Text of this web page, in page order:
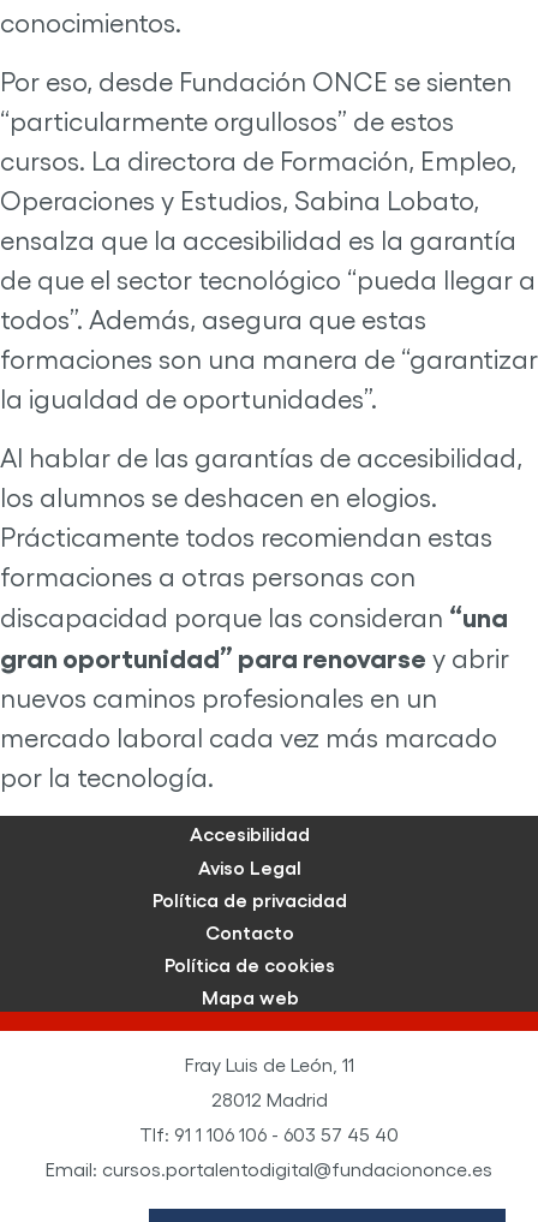
conocimientos.
Por eso, desde Fundación ONCE se sienten
“particularmente orgullosos” de estos
cursos. La directora de Formación, Empleo,
Operaciones y Estudios, Sabina Lobato,
ensalza que la accesibilidad es la garantía
de que el sector tecnológico “pueda llegar a
todos”. Además, asegura que estas
formaciones son una manera de “garantizar
la igualdad de oportunidades”.
Al hablar de las garantías de accesibilidad,
los alumnos se deshacen en elogios.
Prácticamente todos recomiendan estas
formaciones a otras personas con
discapacidad porque las consideran “una
gran oportunidad” para renovarse y abrir
nuevos caminos profesionales en un
mercado laboral cada vez más marcado
por la tecnología.
Accesibilidad
Aviso Legal
Política de privacidad
Contacto
Política de cookies
Mapa web
Fray Luis de León, 11
28012 Madrid
Tlf: 91 1 106 106 - 603 57 45 40
Email: cursos.portalentodigital@fundaciononce.es